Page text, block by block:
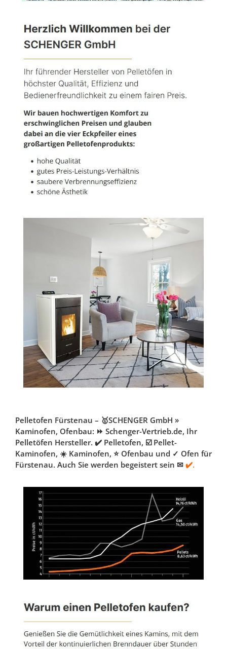
Pelletofen Fürstenau – 🥇SCHENGER GmbH »
Kaminofen, Ofenbau: ⏩ Schenger-Vertrieb.de, Ihr
Pelletöfen Hersteller. ✔️ Pelletofen, ☑️ Pellet-
Kaminofen, ☀️ Kaminofen, ⭐ Ofenbau und ✓ Ofen für
Fürstenau. Auch Sie werden begeistert sein ✉ ✔️.